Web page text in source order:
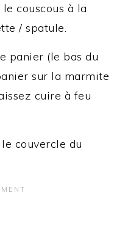
couscous à la
/ spatule.
panier (le bas du
sur la marmite
cuire à feu
couvercle du